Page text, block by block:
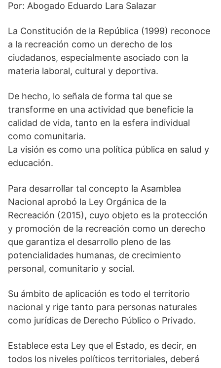
w
t
e
r
)
e
o
k
k
I
i
p
p
a
m
Por: Abogado Eduardo Lara Salazar
La Constitución de la República (1999) reconoce
a la recreación como un derecho de los
ciudadanos, especialmente asociado con la
materia laboral, cultural y deportiva.
De hecho, lo señala de forma tal que se
transforme en una actividad que beneficie la
calidad de vida, tanto en la esfera individual
como comunitaria.
La visión es como una política pública en salud y
educación.
Para desarrollar tal concepto la Asamblea
Nacional aprobó la Ley Orgánica de la
Recreación (2015), cuyo objeto es la protección
y promoción de la recreación como un derecho
que garantiza el desarrollo pleno de las
potencialidades humanas, de crecimiento
personal, comunitario y social.
Su ámbito de aplicación es todo el territorio
nacional y rige tanto para personas naturales
como jurídicas de Derecho Público o Privado.
Establece esta Ley que el Estado, es decir, en
todos los niveles políticos territoriales, deberá